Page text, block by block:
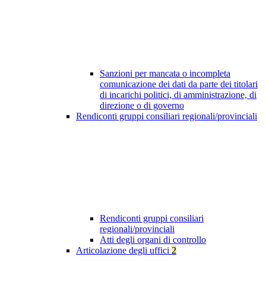
Sanzioni per mancata o incompleta
comunicazione dei dati da parte dei titolari
di incarichi politici, di amministrazione, di
direzione o di governo
Rendiconti gruppi consiliari regionali/provinciali
Rendiconti gruppi consiliari
regionali/provinciali
Atti degli organi di controllo
Articolazione degli uffici 2